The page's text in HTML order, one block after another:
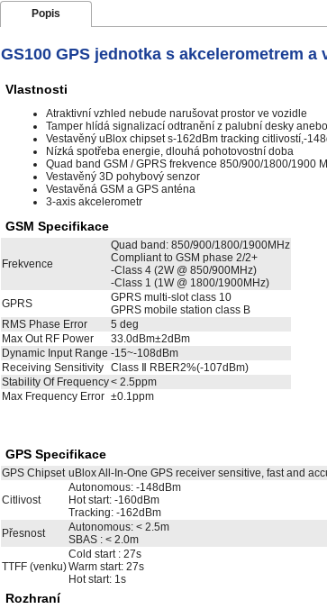
Popis
GS100 GPS jednotka s akcelerometrem
Vlastnosti
Atraktivní vzhled nebude narušovat prostor ve vozidle
Tamper hlídá signalizací odtranění z palubní desky
Vestavěný uBlox chipset s-162dBm tracking citlivostí,-
Nízká spotřeba energie, dlouhá pohotovostní doba
Quad band GSM / GPRS frekvence 850/900/1800/1900
Vestavěný 3D pohybový senzor
Vestavěná GSM a GPS anténa
3-axis akcelerometr
GSM Specifikace
Frekvence
Quad band: 850/900/1800/1900MHz
Compliant to GSM phase 2/2+
-Class 4 (2W @ 850/900MHz)
-Class 1 (1W @ 1800/1900MHz)
GPRS
GPRS multi-slot class 10
GPRS mobile station class B
RMS Phase Error
5 deg
Max Out RF Power
33.0dBm±2dBm
Dynamic Input Range -15~-108dBm
Receiving Sensitivity
Class Ⅱ RBER2%(-107dBm)
Stability Of Frequency< 2.5ppm
Max Frequency Error ±0.1ppm
GPS Specifikace
GPS Chipset uBlox All-In-One GPS receiver sensitive, fast and
Citlivost
Autonomous: -148dBm
Hot start: -160dBm
Tracking: -162dBm
Přesnost
Autonomous: < 2.5m
SBAS : < 2.0m
TTFF (venku)
Cold start : 27s
Warm start: 27s
Hot start: 1s
Rozhraní